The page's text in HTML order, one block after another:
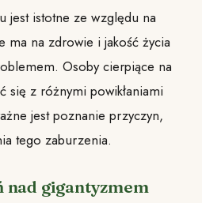
jest istotne ze względu na
ma na zdrowie i jakość życia
Osoby cierpiące na
się z różnymi powikłaniami
jest poznanie przyczyn,
tego zaburzenia.
nad gigantyzmem